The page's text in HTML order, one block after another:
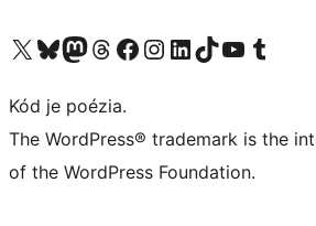
Navštívte náš účet na X (predtým Twitter)
Navštívte náš účet na platforme Bluesky
Navštívte náš účet na Mastodone
Navštívte náš účet na platforme Threads
Navštívte našu stránku na Facebooku
Navštívte náš účet Instagram
Navštívte náš účet LinkedIn
Navštívte náš účet na platforme TikTok
Navštívte náš kanál YouTube
Navštívte náš účet na platforme Tumblr
Kód je poézia.
The WordPress® trademark is the
of the WordPress Foundation.